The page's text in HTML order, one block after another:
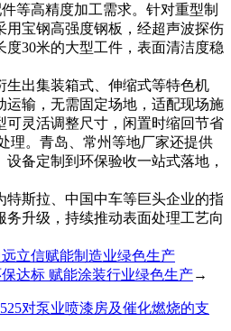
等高精度加工需求。针对重型制
用宝钢高强度钢板，经超声波探伤
度30米的大型工件，表面清洁度稳
生出集装箱式、伸缩式等特色机
运输，无需固定场地，适配现场施
可灵活调整尺寸，闲置时缩回节省
理。青岛、常州等地厂家还提供
备定制到环保验收一站式落地，
特斯拉、中国中车等巨头企业的指
务升级，持续推动表面处理工艺向
立信赋能制造业绿色生产
达标 赋能涂装行业绿色生产→